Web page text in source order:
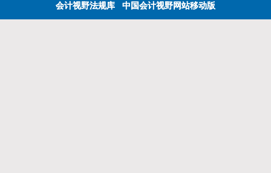
会计视野法规库 中国会计视野网站移动版